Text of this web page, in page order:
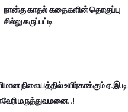
நான்கு காதல் கதைகளின் தொகுப்பு
சில்லு கருப்பட்டி
நிலையத்தில் உயிர்காக்கும் ஏ.இ.டி
மருத்துவமனை..!